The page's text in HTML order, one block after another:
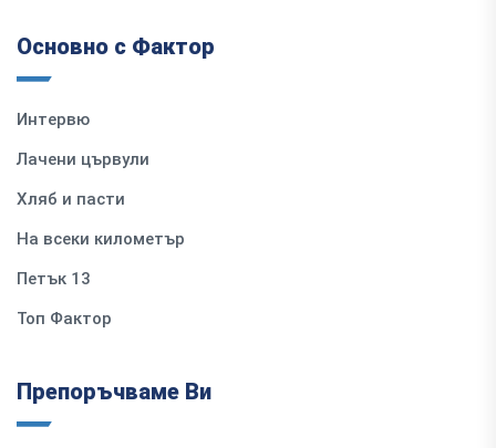
Основно с Фактор
Интервю
Лачени цървули
Хляб и пасти
На всеки километър
Петък 13
Топ Фактор
Препоръчваме Ви